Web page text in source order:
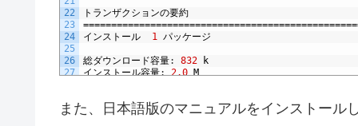
22
23
24
25
26
27
30
トランザクションの要約
インストール
1 パッケージ
総ダウンロード容量: 832
k
インストール容量: 2.0 M
Running transaction check
また、日本語版のマニュアルをインストール